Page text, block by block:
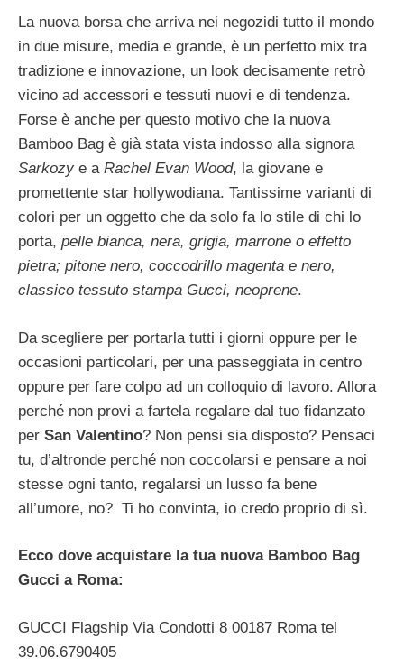
La nuova borsa che arriva nei negozidi tutto il mondo
in due misure, media e grande, è un perfetto mix tra
tradizione e innovazione, un look decisamente retrò
vicino ad accessori e tessuti nuovi e di tendenza.
Forse è anche per questo motivo che la nuova
Bamboo Bag è già stata vista indosso alla signora
Sarkozy e a Rachel Evan Wood, la giovane e
promettente star hollywodiana. Tantissime varianti di
colori per un oggetto che da solo fa lo stile di chi lo
porta, pelle bianca, nera, grigia, marrone o effetto
pietra; pitone nero, coccodrillo magenta e nero,
classico tessuto stampa Gucci, neoprene.
Da scegliere per portarla tutti i giorni oppure per le
occasioni particolari, per una passeggiata in centro
oppure per fare colpo ad un colloquio di lavoro. Allora
perché non provi a fartela regalare dal tuo fidanzato
per San Valentino? Non pensi sia disposto? Pensaci
tu, d’altronde perché non coccolarsi e pensare a noi
stesse ogni tanto, regalarsi un lusso fa bene
all’umore, no? Ti ho convinta, io credo proprio di sì.
Ecco dove acquistare la tua nuova Bamboo Bag
Gucci a Roma:
GUCCI Flagship Via Condotti 8 00187 Roma tel
39.06.6790405